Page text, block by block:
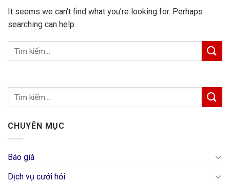
It seems we can’t find what you’re looking for. Perhaps
searching can help.
CHUYÊN MỤC
Báo giá
Dịch vụ cưới hỏi